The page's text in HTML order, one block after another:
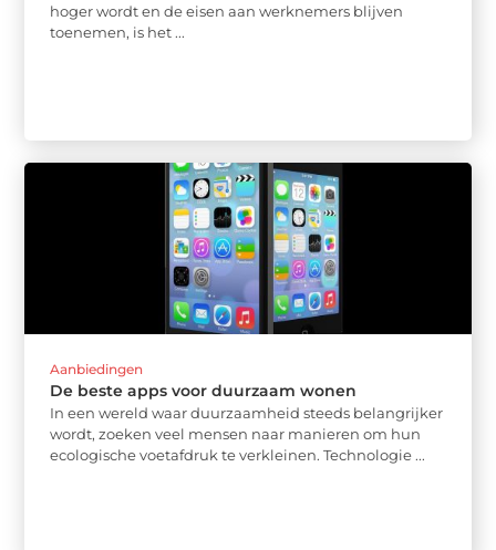
hoger wordt en de eisen aan werknemers blijven
toenemen, is het ...
Aanbiedingen
De beste apps voor duurzaam wonen
In een wereld waar duurzaamheid steeds belangrijker
wordt, zoeken veel mensen naar manieren om hun
ecologische voetafdruk te verkleinen. Technologie ...